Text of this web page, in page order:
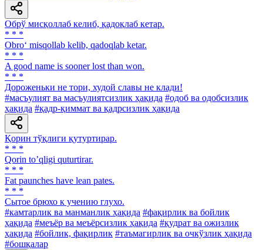
Обрў мисқоллаб келиб, қадоқлаб кетар.
* * *
Obro‘ misqollab kelib, qadoqlab ketar.
* * *
A good name is sooner lost than won.
* * *
Дороженьки не тори, худой славы не клади!
#масъулият ва масъулиятсизлик ҳақида #одоб ва одобсизлик
ҳақида #қадр-қиммат ва қадрсизлик ҳақида
Қорин тўқлиги қутуртирар.
* * *
Qorin toʼqligi quturtirar.
* * *
Fat paunches have lean pates.
* * *
Сытое брюхо к учению глухо.
#камтарлик ва манманлик ҳақида #фақирлик ва бойлик
ҳақида #меъёр ва меъёрсизлик ҳақида #қудрат ва ожизлик
ҳақида #бойлик, фақирлик #таъмагирлик ва очкўзлик ҳақида
#бошқалар